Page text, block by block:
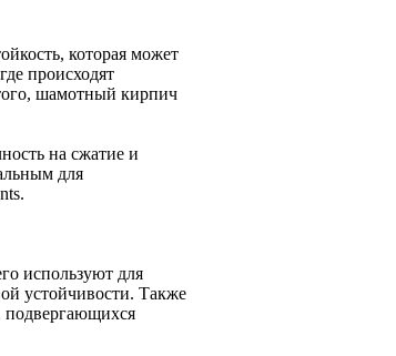
которая может
происходят
шамотный кирпич
на сжатие и
для
используют для
устойчивости. Также
подвергающихся